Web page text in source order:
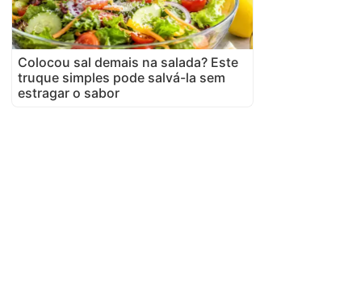
Colocou sal demais na salada? Este
truque simples pode salvá-la sem
estragar o sabor